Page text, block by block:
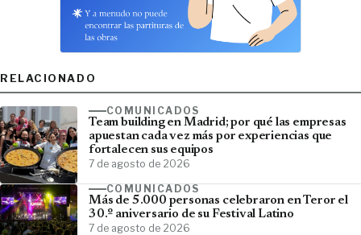
RELACIONADO
COMUNICADOS
Team building en Madrid; por qué las empresas
apuestan cada vez más por experiencias que
fortalecen sus equipos
7 de agosto de 2026
COMUNICADOS
Más de 5.000 personas celebraron en Teror el
30.º aniversario de su Festival Latino
7 de agosto de 2026